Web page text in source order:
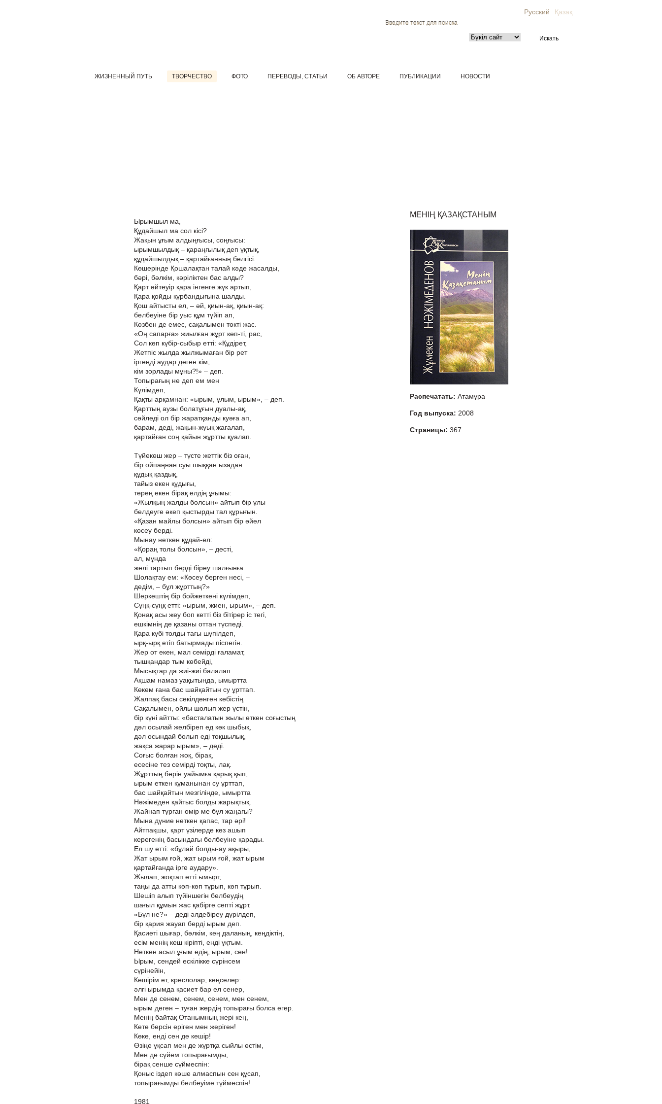
Русский Қазақ
Введите текст для поиска
ЖИЗНЕННЫЙ ПУТЬ ТВОРЧЕСТВО ФОТО ПЕРЕВОДЫ, СТАТЬИ ОБ АВТОРЕ ПУБЛИКАЦИИ НОВОСТИ
Ырымшыл ма,
Құдайшыл ма сол кісі?
Жақын ұғым алдыңғысы, соңғысы:
ырымшылдық – қараңғылық деп ұқтық,
құдайшылдық – қартайғанның белгісі.
Көшерінде Қошалақтан талай кәде жасалды,
бәрі, бәлкім, кәріліктен бас алды?
Қарт әйтеуір қара інгенге жүк артып,
Қара қойды құрбандығына шалды.
Қош айтысты ел, – әй, қиын-ақ, қиын-ақ:
белбеуіне бір уыс құм түйіп ап,
Көзбен де емес, сақалымен төкті жас.
«Оң сапарға» жиылған жұрт көп-ті, рас,
Сол көп күбір-сыбыр етті: «Құдірет,
Жетпіс жылда жылжымаған бір рет
іргеңді аудар деген кім,
кім зорлады мұны?!» – деп.
Топырағың не деп ем мен
Күлімдеп,
Қақты арқамнан: «ырым, ұлым, ырым», – деп.
Қарттың аузы болатұғын дуалы-ақ,
сөйледі ол бір жаратқанды куәға ап,
барам, деді, жақын-жуық жағалап,
қартайған соң қайын жұртты қуалап.
Түйекөш жер – түсте жеттік біз оған,
бір ойпаңнан суы шыққан ызадан
құдық қаздық,
тайыз екен құдығы,
терең екен бірақ елдің ұғымы:
«Жылқың жалды болсын» айтып бір ұлы
белдеуге әкеп қыстырды тал құрығын.
«Қазан майлы болсын» айтып бір әйел
көсеу берді.
Мынау неткен құдай-ел:
«Қораң толы болсын», – десті,
ал, мұнда
желі тартып берді біреу шалғынға.
Шолақтау ем: «Көсеу берген несі, –
дедім, – бұл жұрттың?»
Шеркештің бір бойжеткені күлімдеп,
Сұңқ-сұңқ етті: «ырым, жиен, ырым», – деп.
Қонақ асы жеу боп кетті біз бітірер іс тегі,
ешкімнің де қазаны оттан түспеді.
Қара күбі толды тағы шүпілдеп,
ырқ-ырқ етіп батырмады піспегін.
Жер от екен, мал семірді ғаламат,
тышқандар тым көбейді,
Мысықтар да жиі-жиі балалап.
Ақшам намаз уақытында, ымыртта
Көкем ғана бас шайқайтын су ұрттап.
Жалпақ басы секілденген кебістің
Сақалымен, ойлы шолып жер үстін,
бір күні айтты: «басталатын жылы өткен соғыстың
дәл осылай желбіреп ед көк шыбық,
дәл осындай болып еді тоқшылық,
жақса жарар ырым», – деді.
Соғыс болған жоқ, бірақ,
есесіне тез семірді тоқты, лақ.
Жұрттың бәрін уайымға қарық қып,
ырым еткен құманынан су ұрттап,
бас шайқайтын мезгілінде, ымыртта
Нәжімеден қайтыс болды жарықтық.
Жайнап тұрған өмір ме бұл жаңағы?
Мына дүние неткен қапас, тар әрі!
Айтпақшы, қарт үзілерде көз ашып
керегенің басындағы белбеуіне қарады.
Ел шу етті: «бұлай болды-ау ақыры,
Жат ырым ғой, жат ырым ғой, жат ырым
қартайғанда ірге аудару».
Жылап, жоқтап өтті ымырт,
таңы да атты көп-көп тұрып, көп тұрып.
Шешіп алып түйіншегін белбеудің
шағыл құмын жас қабірге септі жұрт.
«Бұл не?» – деді әлдебіреу дүрілдеп,
бір қария жауап берді ырым деп.
Қасиеті шығар, бәлкім, кең даланың, кеңдіктің,
есім менің кеш кіріпті, енді ұқтым.
Неткен асыл ұғым едің, ырым, сен!
Ырым, сендей ескілікке сүрінсем
сүрінейін,
Кешірім ет, креслолар, кеңселер:
әлгі ырымда қасиет бар ел сенер,
Мен де сенем, сенем, сенем, мен сенем,
ырым деген – туған жердің топырағы болса егер.
Менің байтақ Отанымның жері кең,
Кете берсін еріген мен жеріген!
Көке, енді сен де кешір!
Өзіңе ұқсап мен де жұртқа сыйлы өстім,
Мен де сүйем топырағымды,
бірақ сенше сүймеспін:
Қоныс іздеп көше алмаспын сен құсап,
топырағымды белбеуіме түймеспін!
1981
МЕНІҢ ҚАЗАҚСТАНЫМ
Распечатать: Атамұра
Год выпуска: 2008
Страницы: 367